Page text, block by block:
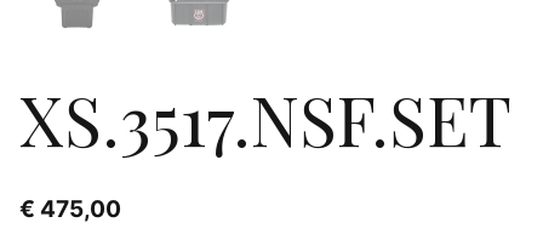
XS.3517.NSF.SET
€ 475,00